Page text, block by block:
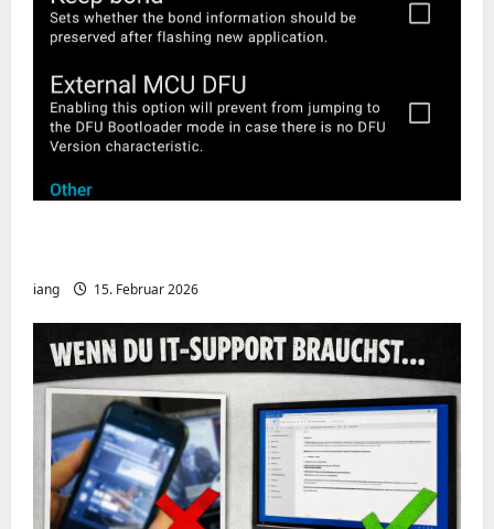
iang 15. Februar 2026